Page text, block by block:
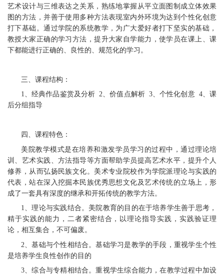
艺术设计与三维表达之关系，熟练地掌握从平立面图制成立体效果
图的方法，并善于使用多种方法表现室内外环境为达到个性化创意
打下基础。通过学院的系统教学，为广大爱好者打下坚实的基础，
教授大家正确的学习方法，提升大家自学能力，使学员在课上、课
下都能进行正确的、良性的、规范化的学习。
三、课程结构：
1、经典作品鉴赏及分析 2、价值点解析 3、个性化创意 4、课
后分组指导
四、课程特色：
美院教学模式是在培养和激发学员学习的过程中，通过理论培
训、艺术实践、方法指导等方面帮助学员提高艺术水平，提升个人
修养，从而弘扬民族文化。美术专业院校作为学院派理论与实践的
代表，站在深入挖掘本民族优秀思想文化及艺术传统的立场上，形
成了一套具有深度的继承和开拓传统的教学方法。
1、理论与实践结合。美院教育的目的在于培养学生善于思考，
精于实践的能力，二者紧密结合，以理论指导实践，实践验证理
论，相互集合，不可偏废。
2、基础与个性相结合。基础学习是教学的手段，重视学生个性
是培养学生良性创作的目的
3、综合与专精相结合。重视学生综合能力，在教学过程中加设